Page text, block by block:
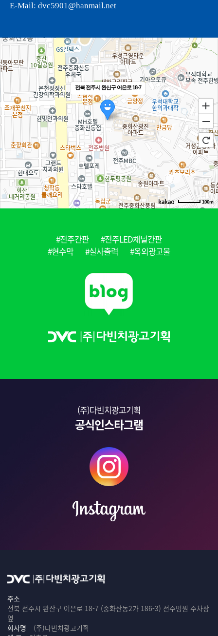
E-Mail: dvc5901@hanmail.net
전북 전주시 완산구 어은로 18-7
100m
#전주간판
#전주LED채널간판
#현수막
#실사출력 #옥외광고물
(주)다빈치광고기획
공식인스타그램
주소
전북 전주시 완산구 어은로 18-7 (중화산동2가 186-3) 전주병원 주차장
옆
회사명
(주)다빈치광고기획